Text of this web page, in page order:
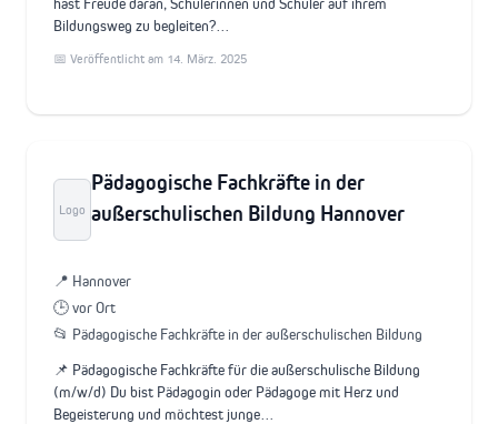
Bildungsweg zu begleiten?…
📅 Veröffentlicht am 14. März. 2025
Logo
Pädagogische Fachkräfte in der
außerschulischen Bildung Hannover
📍 Hannover
🕒 vor Ort
📂 Pädagogische Fachkräfte in der außerschulischen Bildung
📌 Pädagogische Fachkräfte für die außerschulische Bildung
(m/w/d) Du bist Pädagogin oder Pädagoge mit Herz und
Begeisterung und möchtest junge…